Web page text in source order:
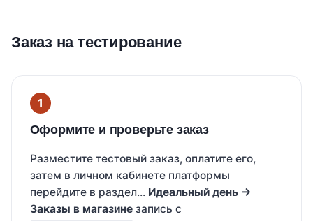
Заказ на тестирование
Оформите и проверьте заказ
Разместите тестовый заказ, оплатите его,
затем в личном кабинете платформы
перейдите в раздел... Идеальный день →
Заказы в магазинезапись с